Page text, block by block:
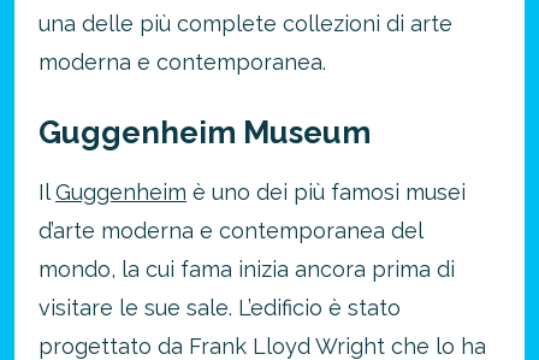
una delle più complete collezioni di arte
moderna e contemporanea.
Guggenheim Museum
IlGuggenheim è uno dei più famosi musei
d’arte moderna e contemporanea del
mondo, la cui fama inizia ancora prima di
visitare le sue sale. L’edificio è stato
progettato da Frank Lloyd Wright che lo ha